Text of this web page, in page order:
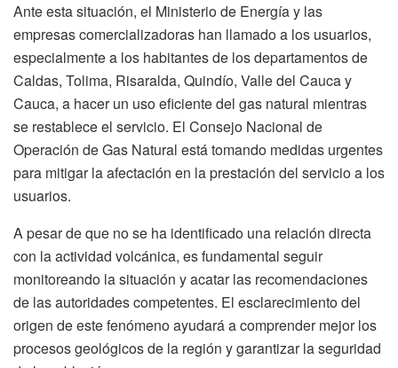
Ante esta situación, el Ministerio de Energía y las
empresas comercializadoras han llamado a los usuarios,
especialmente a los habitantes de los departamentos de
Caldas, Tolima, Risaralda, Quindío, Valle del Cauca y
Cauca, a hacer un uso eficiente del gas natural mientras
se restablece el servicio. El Consejo Nacional de
Operación de Gas Natural está tomando medidas urgentes
para mitigar la afectación en la prestación del servicio a los
usuarios.
A pesar de que no se ha identificado una relación directa
con la actividad volcánica, es fundamental seguir
monitoreando la situación y acatar las recomendaciones
de las autoridades competentes. El esclarecimiento del
origen de este fenómeno ayudará a comprender mejor los
procesos geológicos de la región y garantizar la seguridad